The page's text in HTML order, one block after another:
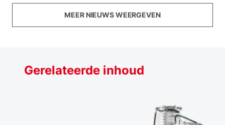
MEER NIEUWS WEERGEVEN
Gerelateerde inhoud